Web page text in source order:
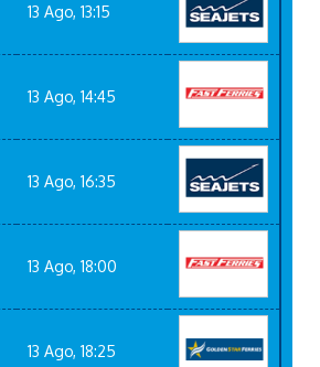
13 Ago, 13:15
13 Ago, 14:45
13 Ago, 16:35
13 Ago, 18:00
13 Ago, 18:25